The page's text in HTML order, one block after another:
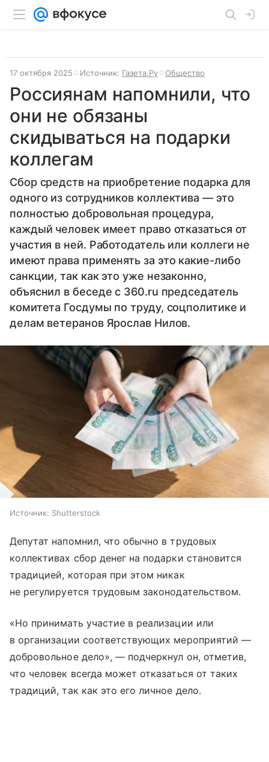
17 октября 2025 Источник: Газета.Ру Общество
Россиянам напомнили, что
они не обязаны
скидываться на подарки
коллегам
Сбор средств на приобретение подарка для
одного из сотрудников коллектива — это
полностью добровольная процедура,
каждый человек имеет право отказаться от
участия в ней. Работодатель или коллеги не
имеют права применять за это какие-либо
санкции, так как это уже незаконно,
объяснил в беседе с 360.ru председатель
комитета Госдумы по труду, соцполитике и
делам ветеранов Ярослав Нилов.
Источник: Shutterstock
Депутат напомнил, что обычно в трудовых
коллективах сбор денег на подарки становится
традицией, которая при этом никак
не регулируется трудовым законодательством.
«Но принимать участие в реализации или
в организации соответствующих мероприятий —
добровольное дело», — подчеркнул он, отметив,
что человек всегда может отказаться от таких
традиций, так как это его личное дело.